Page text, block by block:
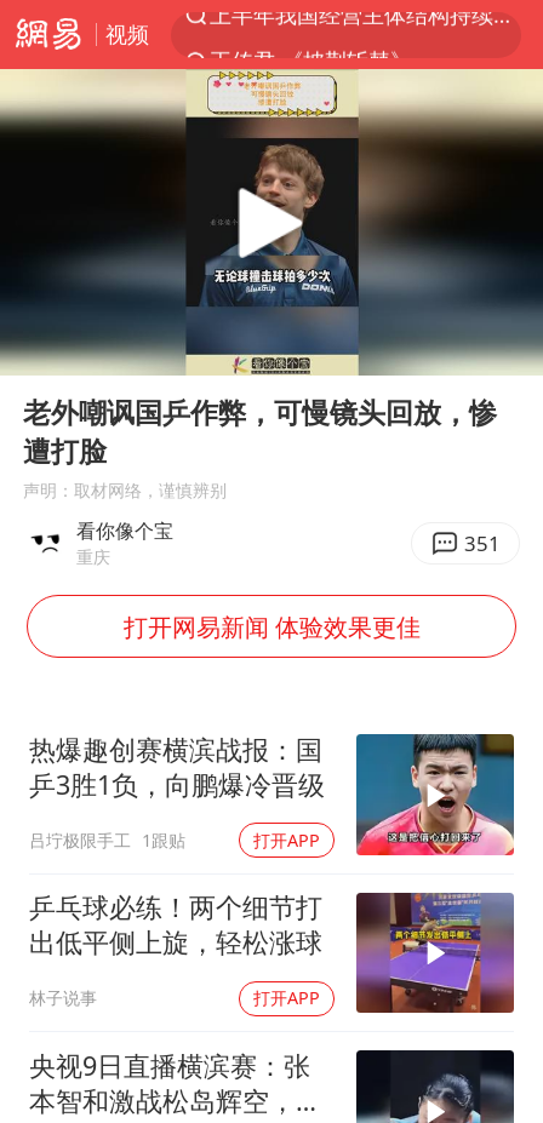
视频
白海豚预计将在浙江苍南到三门一带登陆
上门女婿出轨女邻居多年被判重婚罪
2025年小学教师减少13.19万
王艺迪无缘横滨赛决赛
上海大部迎大暴雨
蒯曼挺进WTT横滨冠军赛女单四强
以军士兵把枪口对准中国记者
白海豚5次眼壁置换
Play
00:00 00:40
老外嘲讽国乒作弊，可慢镜头回放，惨
遭打脸
声明：取材网络，谨慎辨别
看你像个宝
重庆 351
打开网易新闻 体验效果更佳
热爆趣创赛横滨战报：国
乒3胜1负，向鹏爆冷晋级
吕坾极限手工 1跟贴 打开APP
乒乓球必练！两个细节打
出低平侧上旋，轻松涨球
林子说事 打开APP
央视9日直播横滨赛：张
本智和激战松岛辉空，王